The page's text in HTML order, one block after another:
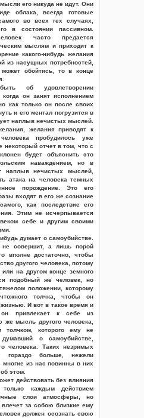
его никуда не идут. Они
облака, всегда готовые
во всех тех случаях,
в состоянии пассивном.
часто предается
мыслям и приходит к
какого-нибудь желания
из насущных потребностей,
обойтись, то в конце
об удовлетворении
он занят исполнением
как только он после своих
и его ментал погрузится в
наплыв нечистых мыслей.
желания приводят к
пробудилось уже
некоторый отчет в том, что с
будет объяснить это
наваждением, но в
наплыв нечистых мыслей,
атака на человека темных
порождение. Это его
входят в его же сознание
как последствие его
Этим не исчерпывается
себе и другим своими
думает о самоубийстве.
не совершит, а лишь порой
вполне достаточно, чтобы
другого человека, потому
на другом конце земного
подобный же человек, но
положении, которому
толчка, чтобы он
И вот в такое время и
привлекает к себе из
же мысль другого человека,
толчком, которого ему не
о самоубийстве,
человека. Таких незримых
гораздо больше, нежели
из нас повинны в них
этом.
действовать без влияния
каждым действием
слои атмосферы, но
за собою близкие ему
должен осознать свою